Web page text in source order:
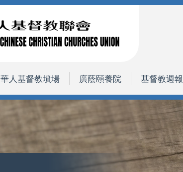
華人基督教墳場 廣蔭頤養院 基督教週報